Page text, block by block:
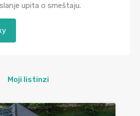
upita o smeštaju.
Moji listinzi